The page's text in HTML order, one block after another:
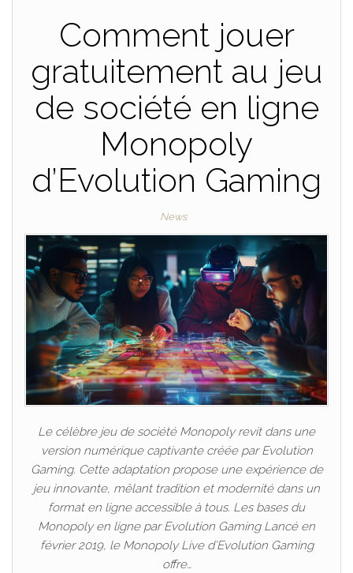
Comment jouer
gratuitement au jeu
de société en ligne
Monopoly
d’Evolution Gaming
News
Le célèbre jeu de société Monopoly revit dans une
version numérique captivante créée par Evolution
Gaming. Cette adaptation propose une expérience de
jeu innovante, mêlant tradition et modernité dans un
format en ligne accessible à tous. Les bases du
Monopoly en ligne par Evolution Gaming Lancé en
février 2019, le Monopoly Live d’Evolution Gaming
offre…